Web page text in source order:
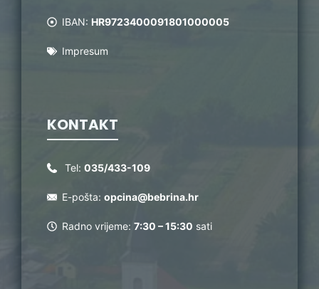
IBAN: HR9723400091801000005
Impresum
KONTAKT
Tel: 035/433-109
E-pošta: opcina@bebrina.hr
Radno vrijeme: 7:30 – 15:30 sati